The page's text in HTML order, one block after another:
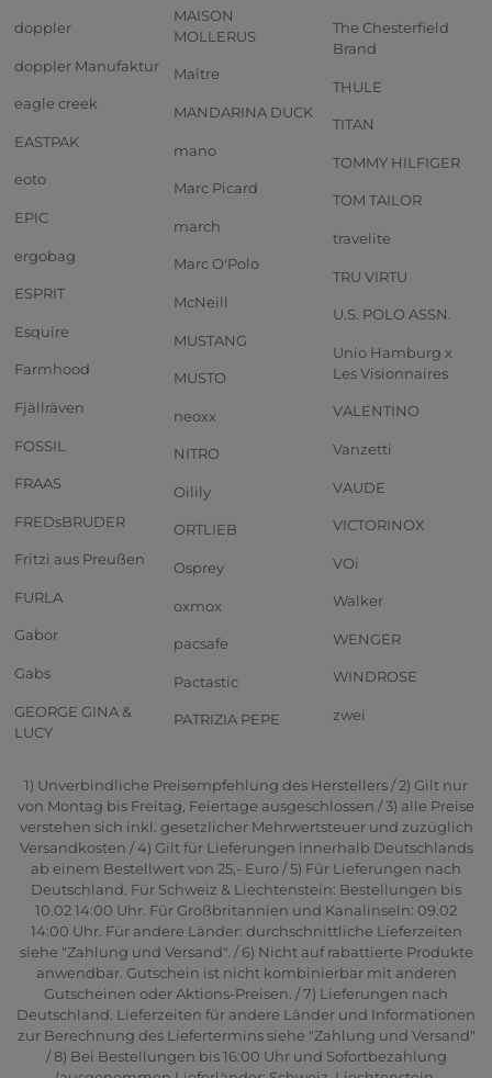
doppler
doppler Manufaktur
eagle creek
EASTPAK
eoto
EPIC
ergobag
ESPRIT
Esquire
Farmhood
Fjällräven
FOSSIL
FRAAS
FREDsBRUDER
Fritzi aus Preußen
FURLA
Gabor
Gabs
GEORGE GINA &
LUCY
MAISON
MOLLERUS
Maître
MANDARINA DUCK
mano
Marc Picard
march
Marc O'Polo
McNeill
MUSTANG
MUSTO
neoxx
NITRO
Oilily
ORTLIEB
Osprey
oxmox
pacsafe
Pactastic
PATRIZIA PEPE
The Chesterfield
Brand
THULE
TITAN
TOMMY HILFIGER
TOM TAILOR
travelite
TRU VIRTU
U.S. POLO ASSN.
Unio Hamburg x
Les Visionnaires
VALENTINO
Vanzetti
VAUDE
VICTORINOX
VOi
Walker
WENGER
WINDROSE
zwei
1) Unverbindliche Preisempfehlung des Herstellers / 2) Gilt nur
von Montag bis Freitag, Feiertage ausgeschlossen / 3) alle Preise
verstehen sich inkl. gesetzlicher Mehrwertsteuer und zuzüglich
Versandkosten / 4) Gilt für Lieferungen innerhalb Deutschlands
ab einem Bestellwert von 25,- Euro / 5) Für Lieferungen nach
Deutschland. Für Schweiz & Liechtenstein: Bestellungen bis
10.02 14:00 Uhr. Für Großbritannien und Kanalinseln: 09.02
14:00 Uhr. Für andere Länder: durchschnittliche Lieferzeiten
siehe "Zahlung und Versand". / 6) Nicht auf rabattierte Produkte
anwendbar. Gutschein ist nicht kombinierbar mit anderen
Gutscheinen oder Aktions-Preisen. / 7) Lieferungen nach
Deutschland. Lieferzeiten für andere Länder und Informationen
zur Berechnung des Liefertermins siehe "Zahlung und Versand"
/ 8) Bei Bestellungen bis 16:00 Uhr und Sofortbezahlung